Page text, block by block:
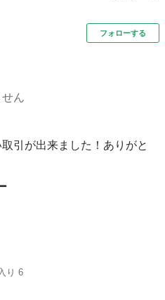
フォローする
ん
引が出来ました！ありがと
り 6